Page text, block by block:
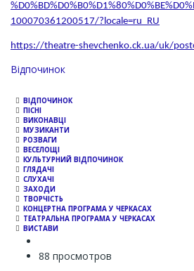
100070361200517/?locale=ru_RU
https://theatre-shevchenko.ck.ua/uk/
Channel
Відпочинок
ВІДПОЧИНОК
ПІСНІ
ВИКОНАВЦІ
МУЗИКАНТИ
РОЗВАГИ
ВЕСЕЛОЩІ
КУЛЬТУРНИЙ ВІДПОЧИНОК
ГЛЯДАЧІ
СЛУХАЧІ
ЗАХОДИ
ТВОРЧІСТЬ
КОНЦЕРТНА ПРОГРАМА У ЧЕРКАСАХ
ТЕАТРАЛЬНА ПРОГРАМА У ЧЕРКАСАХ
ВИСТАВИ
88 просмотров